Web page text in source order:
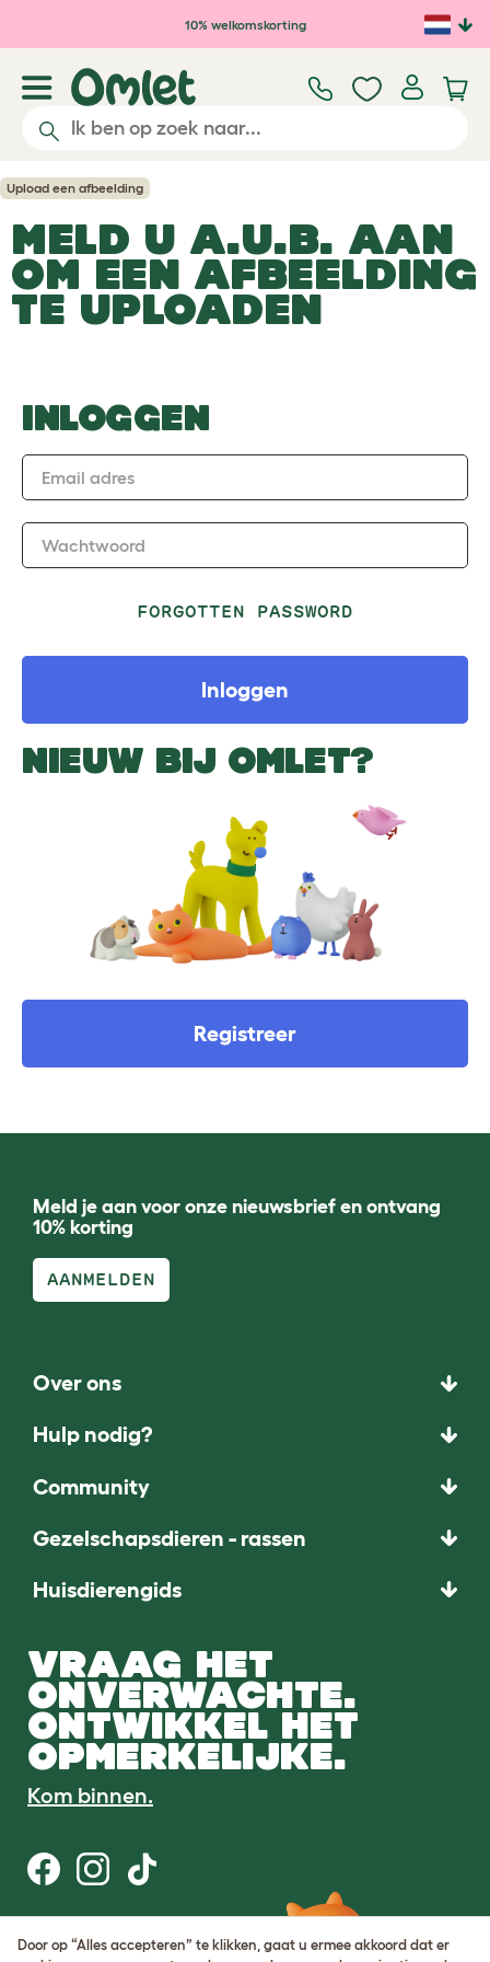
Ga naar de hoofdinhoud
10% welkomskorting
Upload een afbeelding
MELD U A.U.B. AAN
OM EEN AFBEELDING
TE UPLOADEN
INLOGGEN
Email adres
Wachtwoord
FORGOTTEN PASSWORD
Inloggen
NIEUW BIJ OMLET?
Registreer
Meld je aan voor onze nieuwsbrief en ontvang
10% korting
AANMELDEN
Over ons
Hulp nodig?
Community
Gezelschapsdieren - rassen
Huisdierengids
VRAAG HET
ONVERWACHTE.
ONTWIKKEL HET
OPMERKELIJKE.
Kom binnen.
Gebruiksvoorwaarden
Door op “Alles accepteren” te klikken, gaat u ermee akkoord dat er